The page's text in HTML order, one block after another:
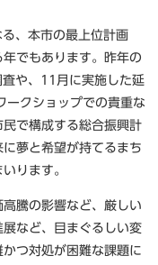
、本市の最上位計画
年でもあります。昨年の
や、11月に実施した延
ークショップでの貴重な
で構成する総合振興計
夢と希望が持てるまち
ります。
騰の影響など、厳しい
など、目まぐるしい変
つ対処が困難な課題に